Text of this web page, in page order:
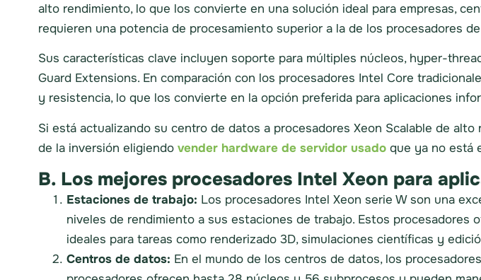
alto rendimiento, lo que los convierte en una solución ideal para empresas,
requieren una potencia de procesamiento superior a la de los procesadores
Sus características clave incluyen soporte para múltiples núcleos, hyper-
Guard Extensions. En comparación con los procesadores Intel Core
y resistencia, lo que los convierte en la opción preferida para aplicaciones
Si está actualizando su centro de datos a procesadores Xeon Scalable de
de la inversión eligiendo vender hardware de servidor usadoque ya no está
B. Los mejores procesadores Intel Xeon para
Estaciones de trabajo: Los procesadores Intel Xeon serie W son una
niveles de rendimiento a sus estaciones de trabajo. Estos
ideales para tareas como renderizado 3D, simulaciones científicas y
Centros de datos: En el mundo de los centros de datos, los